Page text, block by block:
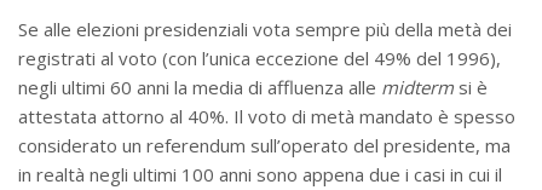
Se alle elezioni presidenziali vota sempre più della metà dei
registrati al voto (con l’unica eccezione del 49% del 1996),
negli ultimi 60 anni la media di affluenza alle midterm si è
attestata attorno al 40%. Il voto di metà mandato è spesso
considerato un referendum sull’operato del presidente, ma
in realtà negli ultimi 100 anni sono appena due i casi in cui il